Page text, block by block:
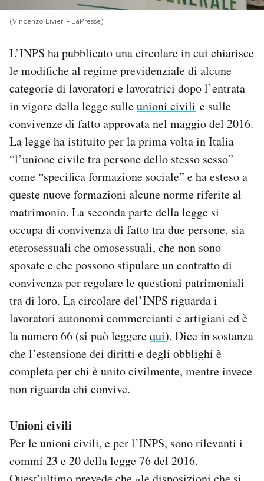
SHOP
AREA PERSONALE
Area Personale
Newsletter
Notifiche mobile
Regala il Post
Hai bisogno di aiuto?
(Vincenzo Livieri - LaPresse)
L’INPS ha pubblicato una circolare in cui chiarisce
le modifiche al regime previdenziale di alcune
categorie di lavoratori e lavoratrici dopo l’entrata
in vigore della legge sulleunioni civili e sulle
convivenze di fatto approvata nel maggio del 2016.
La legge ha istituito per la prima volta in Italia
“l’unione civile tra persone dello stesso sesso”
come “specifica formazione sociale” e ha esteso a
queste nuove formazioni alcune norme riferite al
matrimonio. La seconda parte della legge si
occupa di convivenza di fatto tra due persone, sia
eterosessuali che omosessuali, che non sono
sposate e che possono stipulare un contratto di
convivenza per regolare le questioni patrimoniali
tra di loro. La circolare del’INPS riguarda i
lavoratori autonomi commercianti e artigiani ed è
la numero 66 (si può leggerequi). Dice in sostanza
che l’estensione dei diritti e degli obblighi è
completa per chi è unito civilmente, mentre invece
non riguarda chi convive.
Unioni civili
Per le unioni civili, e per l’INPS, sono rilevanti i
commi 23 e 20 della legge 76 del 2016.